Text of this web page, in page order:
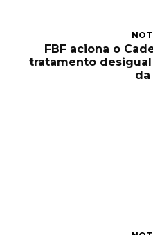
FBF aciona o
tratamento
da